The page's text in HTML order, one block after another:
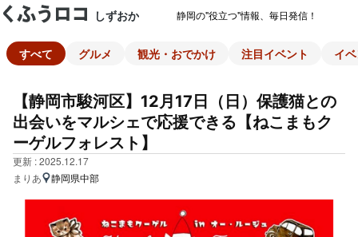
しずおか 静岡の"役立つ"情報、毎日発信！
すべて グルメ 観光・おでかけ 注目イベント イ
【静岡市駿河区】12月17日（日）保護猫との
出会いをマルシェで応援できる【ねこまもク
ーゲルフォレスト】
更新 : 2025.12.17
まりあ
静岡県中部